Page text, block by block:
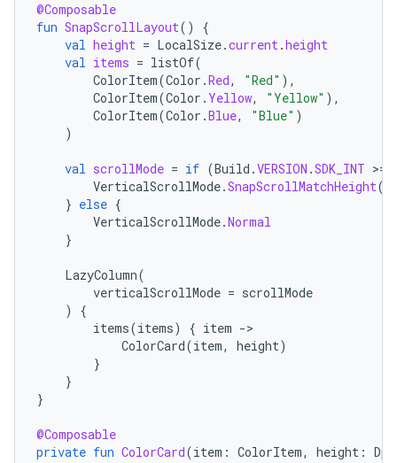
@Composable
fun SnapScrollLayout()
{
val height = LocalSize.current.height
val items = listOf(
ColorItem(Color .Red, "Red" ),
ColorItem(Color . Yellow, "Yellow" ),
ColorItem(Color .Blue, "Blue" )
)
val scrollMode = if (Build .VERSION .SDK_INT >=
VerticalScrollMode.SnapScrollMatchHeight(
} else {
VerticalScrollMode.Normal
}
LazyColumn(
verticalScrollMode = scrollMode
)
{
items(items) { item -
ColorCard(item, height)
}
}
}
@Composable
private fun ColorCard(item : ColorItem, height : Dp